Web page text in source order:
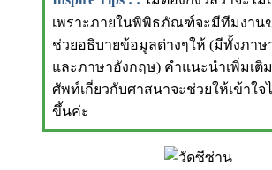
เพราะภายในพิพิธภัณฑ์จะมีทีมงาน
ช่วยอธิบายข้อมูลต่างๆให้ (มีทั้งภาษ
และภาษาอังกฤษ) คำแนะนำเพิ่มเติ
ศัพท์เกี่ยวกับศาสนาจะช่วยให้เข้าใจ
ขึ้นค่ะ